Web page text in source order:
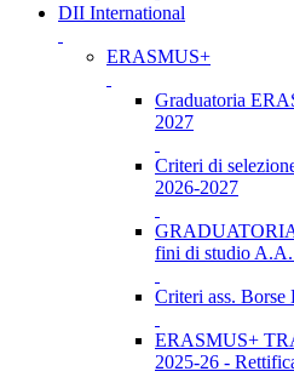
DII International
ERASMUS+
Graduatoria
2027
Criteri di
2026-2027
fini di studio
Criteri ass. Borse
ERASMUS+
2025-26 -